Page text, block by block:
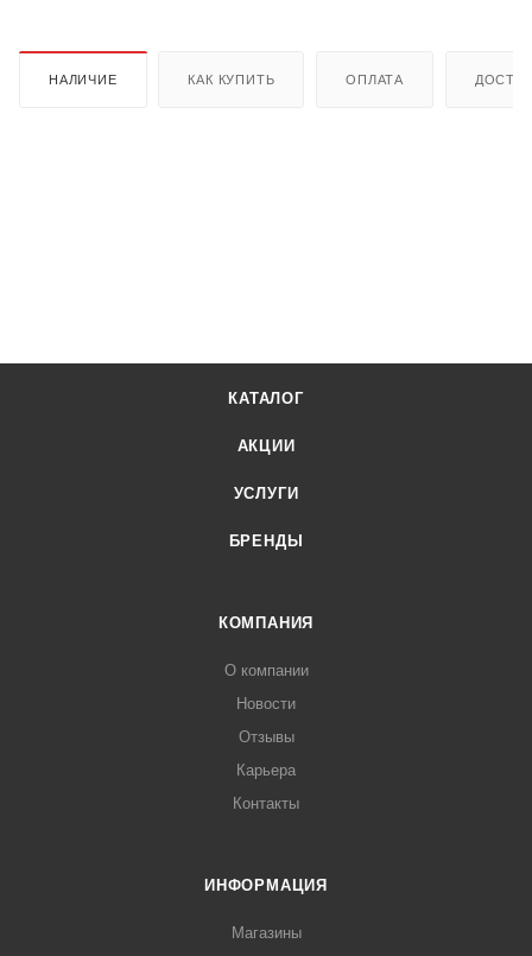
НАЛИЧИЕ КАК КУПИТЬ ОПЛАТА
КАТАЛОГ
АКЦИИ
УСЛУГИ
БРЕНДЫ
КОМПАНИЯ
О компании
Новости
Отзывы
Карьера
Контакты
ИНФОРМАЦИЯ
Магазины